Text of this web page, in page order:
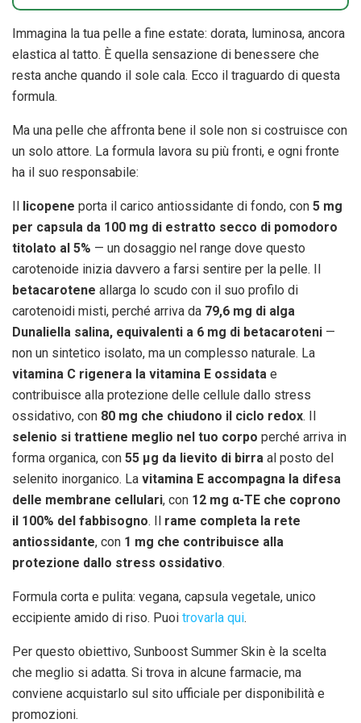
Immagina la tua pelle a fine estate: dorata, luminosa, ancora
elastica al tatto. È quella sensazione di benessere che
resta anche quando il sole cala. Ecco il traguardo di questa
formula.
Ma una pelle che affronta bene il sole non si costruisce con
un solo attore. La formula lavora su più fronti, e ogni fronte
ha il suo responsabile:
Il licopene porta il carico antiossidante di fondo, con 5 mg
per capsula da 100 mg di estratto secco di pomodoro
titolato al 5% — un dosaggio nel range dove questo
carotenoide inizia davvero a farsi sentire per la pelle. Il
betacarotene allarga lo scudo con il suo profilo di
carotenoidi misti, perché arriva da 79,6 mg di alga
Dunaliella salina, equivalenti a 6 mg di betacaroteni —
non un sintetico isolato, ma un complesso naturale. La
vitamina C rigenera la vitamina E ossidata e
contribuisce alla protezione delle cellule dallo stress
ossidativo, con 80 mg che chiudono il ciclo redox. Il
selenio si trattiene meglio nel tuo corpo perché arriva in
forma organica, con 55 μg da lievito di birra al posto del
selenito inorganico. La vitamina E accompagna la difesa
delle membrane cellulari, con 12 mg α-TE che coprono
il 100% del fabbisogno. Il rame completa la rete
antiossidante, con 1 mg che contribuisce alla
protezione dallo stress ossidativo.
Formula corta e pulita: vegana, capsula vegetale, unico
eccipiente amido di riso. Puoi trovarla qui.
Per questo obiettivo, Sunboost Summer Skin è la scelta
che meglio si adatta. Si trova in alcune farmacie, ma
conviene acquistarlo sul sito ufficiale per disponibilità e
promozioni.